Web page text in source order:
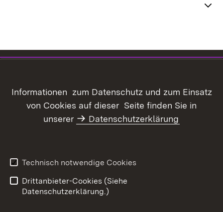
Barrierefreiheit
Benutzungshinweise
Informationssicherheit
Informationen zum Datenschutz und zum Einsatz
von Cookies auf dieser Seite finden Sie in
unserer
Datenschutzerklärung
Technisch notwendige Cookies
Drittanbieter-Cookies (Siehe
Datenschutzerklärung.)